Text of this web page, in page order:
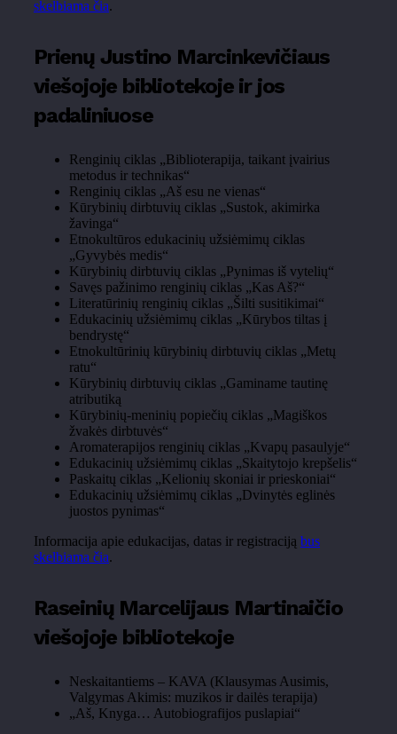
skelbiama čia.
Prienų Justino Marcinkevičiaus
viešojoje bibliotekoje ir jos
padaliniuose
Renginių ciklas „Biblioterapija, taikant įvairius
metodus ir technikas“
Renginių ciklas „Aš esu ne vienas“
Kūrybinių dirbtuvių ciklas „Sustok, akimirka
žavinga“
Etnokultūros edukacinių užsiėmimų ciklas
„Gyvybės medis“
Kūrybinių dirbtuvių ciklas „Pynimas iš vytelių“
Savęs pažinimo renginių ciklas „Kas Aš?“
Literatūrinių renginių ciklas „Šilti susitikimai“
Edukacinių užsiėmimų ciklas „Kūrybos tiltas į
bendrystę“
Etnokultūrinių kūrybinių dirbtuvių ciklas „Metų
ratu“
Kūrybinių dirbtuvių ciklas „Gaminame tautinę
atributiką
Kūrybinių-meninių popiečių ciklas „Magiškos
žvakės dirbtuvės“
Aromaterapijos renginių ciklas „Kvapų pasaulyje“
Edukacinių užsiėmimų ciklas „Skaitytojo krepšelis“
Paskaitų ciklas „Kelionių skoniai ir prieskoniai“
Edukacinių užsiėmimų ciklas „Dvinytės eglinės
juostos pynimas“
Informacija apie edukacijas, datas ir registraciją bus
skelbiama čia.
Raseinių Marcelijaus Martinaičio
viešojoje bibliotekoje
Neskaitantiems – KAVA (Klausymas Ausimis,
Valgymas Akimis: muzikos ir dailės terapija)
„Aš, Knyga… Autobiografijos puslapiai“